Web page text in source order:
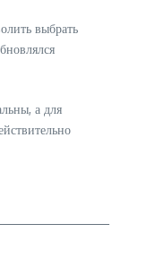
выбрать
а для